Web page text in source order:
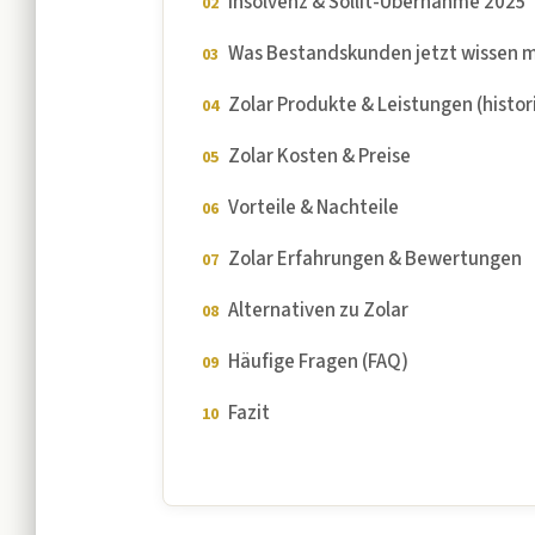
Was Bestandskunden jetzt wissen
Zolar Produkte & Leistungen
Zolar Kosten & Preise
Vorteile & Nachteile
Zolar Erfahrungen & Bewertungen
Alternativen zu Zolar
Häufige Fragen (FAQ)
Fazit